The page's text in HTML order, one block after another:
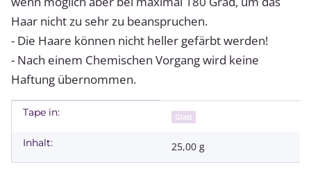
Haar nicht zu sehr zu beanspruchen.
- Die Haare können nicht heller gefärbt werden!
- Nach einem Chemischen Vorgang wird keine
Haftung übernommen.
Produkteigenschaft
Wert
Tape in: Glatt
Inhalt: 25,00 g